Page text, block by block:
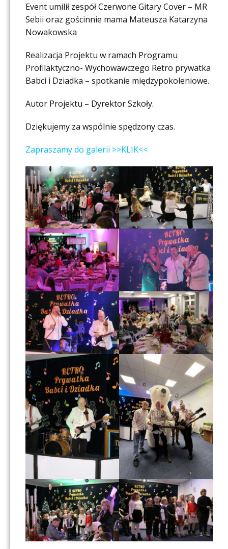
Event umilił zespół Czerwone Gitary Cover – MR
Sebii oraz gościnnie mama Mateusza Katarzyna
Nowakowska
Realizacja Projektu w ramach Programu
Profilaktyczno- Wychowawczego Retro prywatka
Babci i Dziadka – spotkanie międzypokoleniowe.
Autor Projektu – Dyrektor Szkoły.
Dziękujemy za wspólnie spędzony czas.
Zapraszamy do galerii >>KLIK<<